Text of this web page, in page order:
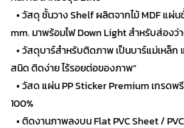
• วัสดุ ชั้นวาง Shelf ผลิตจากไม้ MDF แผ่น
mm. มาพร้อมไฟ Down Light สำหรับส่องว่
• วัสดุบาร์สำหรับติดภาพ เป็นบาร์แม่เหล็
สนิด ติดง่าย ไร้รอยต่อของภาพ”
• วัสด แผ่น PP Sticker Premium เกรด
100%
• ติดงานภาพลงบน Flat PVC Sheet /